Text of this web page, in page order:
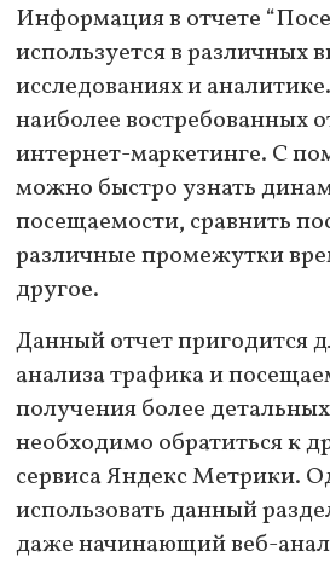
Информация в отчете
используется в различных
исследованиях и
наиболее востребованных
интернет-маркетинге. С
можно быстро узнать
посещаемости, сравнить
различные промежутки
другое.
Данный отчет пригодится
анализа трафика и
получения более
необходимо обратиться к
сервиса Яндекс Метрики.
использовать данный
даже начинающий веб-